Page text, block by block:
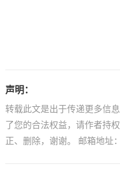
声明：
转载此文是出于传递更多信
了您的合法权益，请作者持
正、删除，谢谢。 邮箱地址